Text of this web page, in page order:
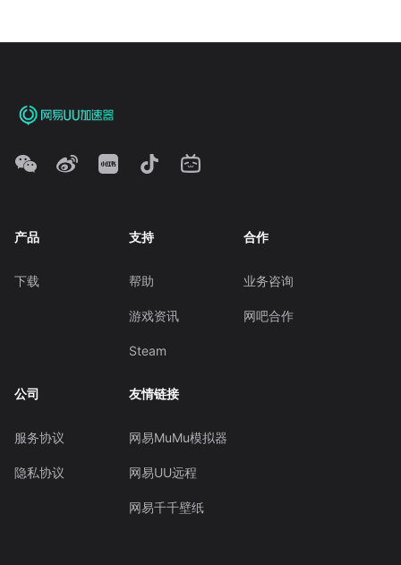
产品
下载
支持
帮助
游戏资讯
Steam
合作
业务咨询
网吧合作
公司
服务协议
隐私协议
友情链接
网易MuMu模拟器
网易UU远程
网易千千壁纸